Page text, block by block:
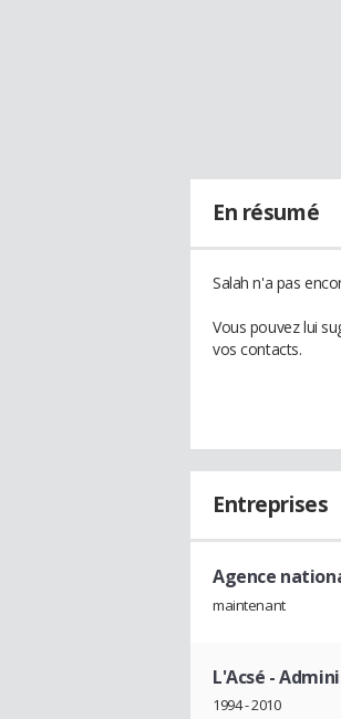
En résumé
Salah n'a pas
Vous pouvez lui
vos contacts.
Entreprises
Agence
maintenant
L'Acsé -
1994 - 2010